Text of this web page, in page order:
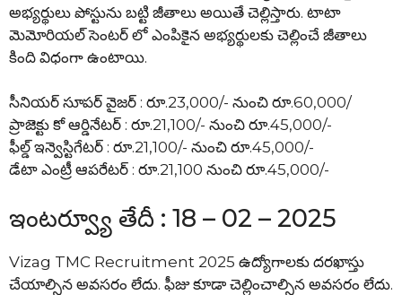
అభ్యర్థులు పోస్టును బట్టి జీతాలు అయితే చెల్లిస్తారు. టాటా
మెమోరియల్ సెంటర్ లో ఎంపికైన అభ్యర్థులకు చెల్లించే జీతాలు
కింది విధంగా ఉంటాయి.
సీనియర్ సూపర్ వైజర్ : రూ.23,000/- నుంచి రూ.60,000/
ప్రాజెక్టు కో ఆర్డినేటర్ : రూ.21,100/- నుంచి రూ.45,000/-
ఫీల్డ్ ఇన్వెస్టిగేటర్ : రూ.21,100/- నుంచి రూ.45,000/-
డేటా ఎంట్రీ ఆపరేటర్ : రూ.21,100 నుంచి రూ.45,000/-
ఇంటర్వ్యూ తేదీ : 18 – 02 – 2025
Vizag TMC Recruitment 2025 ఉద్యోగాలకు దరఖాస్తు
చేయాల్సిన అవసరం లేదు. ఫీజు కూడా చెల్లించాల్సిన అవసరం లేదు.